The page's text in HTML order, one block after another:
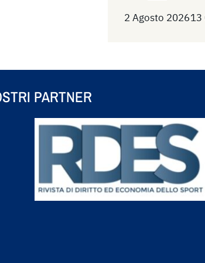
2 Agosto 202613
PARTNER